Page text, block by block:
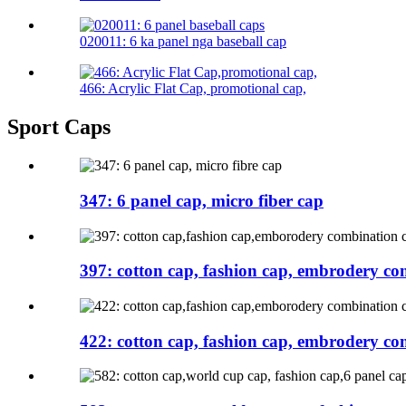
020011: 6 ka panel nga baseball cap
466: Acrylic Flat Cap, promotional cap,
Sport Caps
347: 6 panel cap, micro fiber cap
397: cotton cap, fashion cap, embrodery
422: cotton cap, fashion cap, embrodery